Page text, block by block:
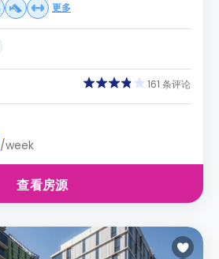
更多
161 条评论
/week
查看房源